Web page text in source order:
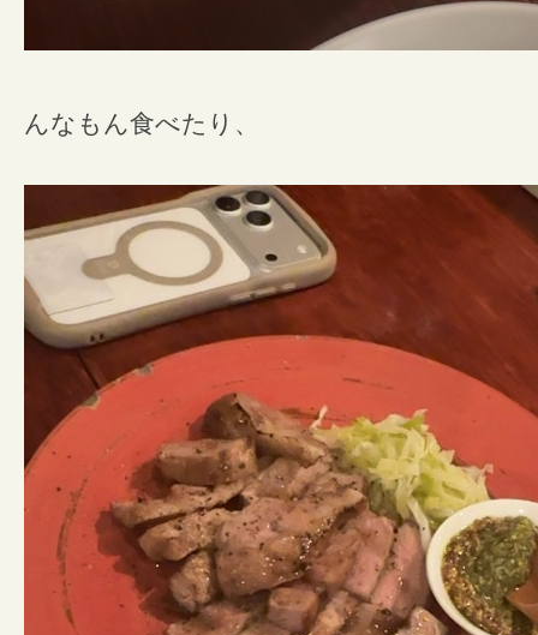
んなもん食べたり、